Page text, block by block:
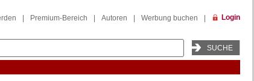
Premium-Bereich Autoren Werbung buchen Login